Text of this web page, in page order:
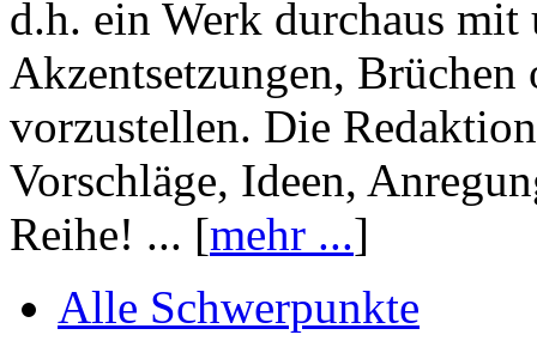
d.h. ein Werk durchaus mit
Akzentsetzungen, Brüchen
vorzustellen. Die
Vorschläge, Ideen,
Reihe! ... [mehr ...]
Alle Schwerpunkte